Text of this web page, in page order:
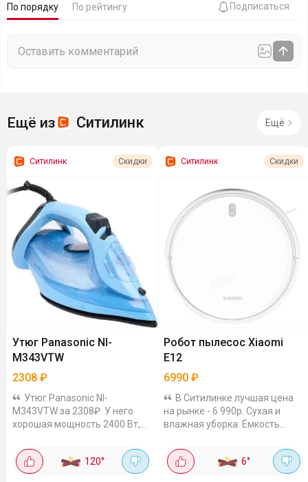
По порядку По рейтингу Подписаться
Ещё из Ситилинк Ещё
Ситилинк Скидки
Утюг Panasonic NI-
M343VTW
2308 ₽
Утюг Panasonic NI-
M343VTW за 2308₽. У него
хорошая мощность 2400 Вт,
паровой удар 135 г/мин. Есть
вертикальное отпаривание,
вдруг кому принципиальна
120°
Ситилинк Скидки
Робот пылесос Xiaomi
E12
6990 ₽
В Ситилинке лучшая цена
на рынке - 6 990р. Сухая и
влажная уборка. Ёмкость
этого хватает на почти 2 часа
работы. Пылесборник
небольшой, 0.4 литра,...
6°